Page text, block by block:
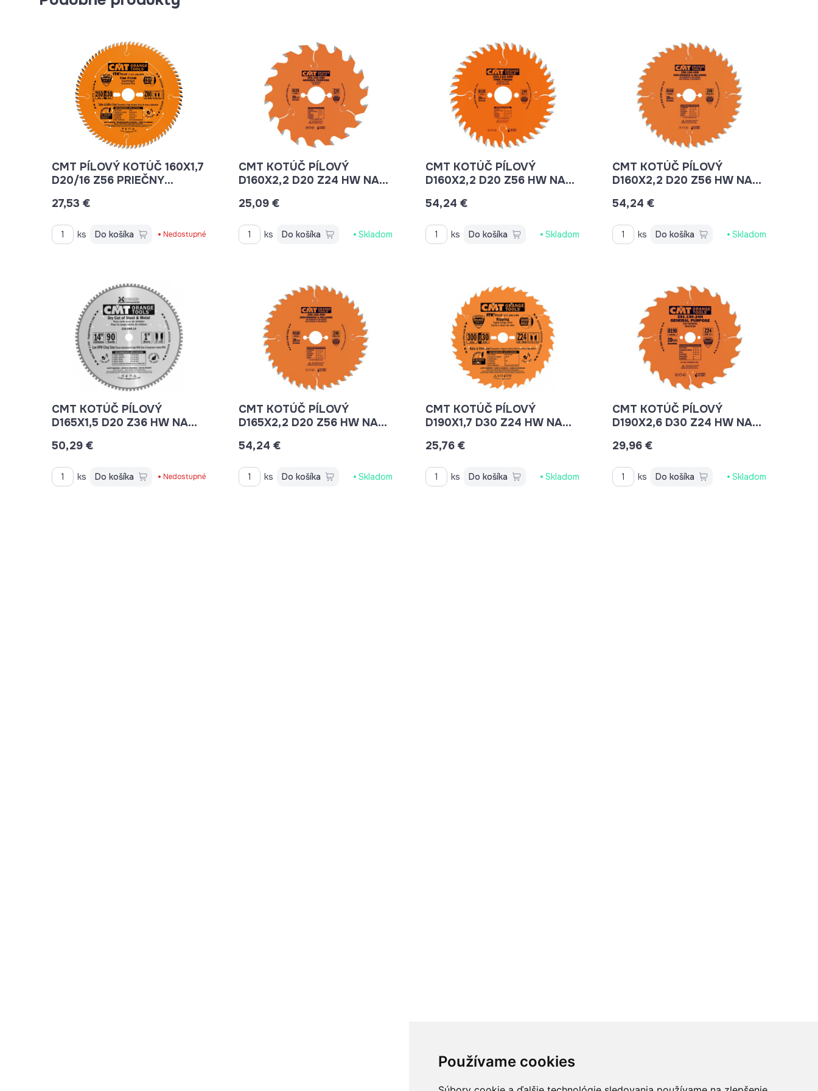
Používame cookies
CMT PÍLOVÝ KOTÚČ 160X1,7
D20/16 Z56 PRIEČNY
27,53 €
ks Do košíka Nedostupné
CMT KOTÚČ PÍLOVÝ
D160X2,2 D20 Z24 HW NA
C29116024H
25,09 €
ks Do košíka Skladom
CMT KOTÚČ PÍLOVÝ
D160X2,2 D20 Z56 HW NA
C29216056H
54,24 €
ks Do košíka Skladom
CMT KOTÚČ PÍLOVÝ
D160X2,2 D20 Z56 HW NA
C29616056H
54,24 €
ks Do košíka Skladom
CMT KOTÚČ PÍLOVÝ
D165X1,5 D20 Z36 HW NA
50,29 €
ks Do košíka Nedostupné
CMT KOTÚČ PÍLOVÝ
D165X2,2 D20 Z56 HW NA
C29616556H
54,24 €
ks Do košíka Skladom
CMT KOTÚČ PÍLOVÝ
D190X1,7 D30 Z24 HW NA
AKU AJ ELEKTRICKÉ PÍLY
25,76 €
ks Do košíka Skladom
CMT KOTÚČ PÍLOVÝ
D190X2,6 D30 Z24 HW NA
C29119024M
29,96 €
ks Do košíka Skladom